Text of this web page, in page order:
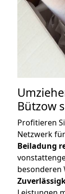
Bützow
Profitieren
Netzwerk
Beiladung
besonderen